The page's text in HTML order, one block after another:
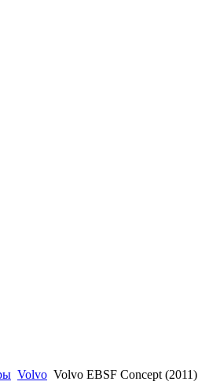
Volvo Volvo EBSF Concept (2011)